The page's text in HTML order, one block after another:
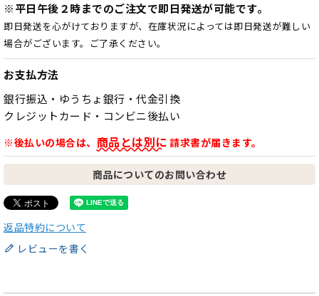
※平日午後２時までのご注文で即日発送が可能です。
即日発送を心がけておりますが、在庫状況によっては即日発送が難しい
場合がございます。ご了承ください。
お支払方法
銀行振込・ゆうちょ銀行・代金引換
クレジットカード・コンビニ後払い
※後払いの場合は、 商品とは別に 請求書が届きます。
商品についてのお問い合わせ
返品特約について
レビューを書く